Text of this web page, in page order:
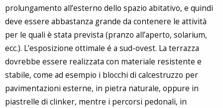
prolungamento all’esterno dello spazio abitativo, e quindi
deve essere abbastanza grande da contenere le attività
per le quali è stata prevista (pranzo all’aperto, solarium,
ecc.). L’esposizione ottimale é a sud-ovest. La terrazza
dovrebbe essere realizzata con materiale resistente e
stabile, come ad esempio i blocchi di calcestruzzo per
pavimentazioni esterne, in pietra naturale, oppure in
piastrelle di clinker, mentre i percorsi pedonali, in